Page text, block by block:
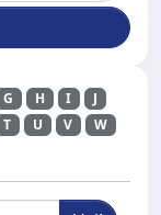
G H I
J
T U V
W